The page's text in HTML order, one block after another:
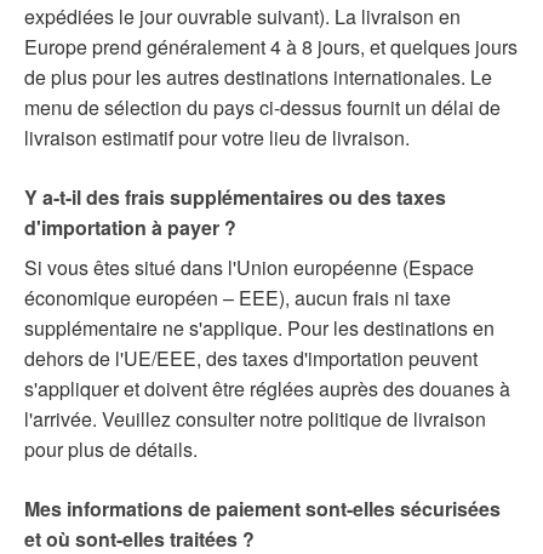
expédiées le jour ouvrable suivant). La livraison en
Europe prend généralement 4 à 8 jours, et quelques jours
de plus pour les autres destinations internationales. Le
menu de sélection du pays ci-dessus fournit un délai de
livraison estimatif pour votre lieu de livraison.
Y a-t-il des frais supplémentaires ou des taxes
d'importation à payer ?
Si vous êtes situé dans l'Union européenne (Espace
économique européen – EEE), aucun frais ni taxe
supplémentaire ne s'applique. Pour les destinations en
dehors de l'UE/EEE, des taxes d'importation peuvent
s'appliquer et doivent être réglées auprès des douanes à
l'arrivée. Veuillez consulter notre politique de livraison
pour plus de détails.
Mes informations de paiement sont-elles sécurisées
et où sont-elles traitées ?